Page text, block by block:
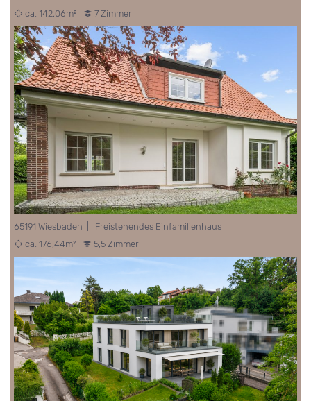
ca. 142,06m²
7 Zimmer
65191 Wiesbaden | Freistehendes Einfamilienhaus
ca. 176,44m²
5,5 Zimmer